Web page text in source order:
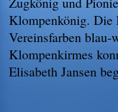
Klompenkönig. Die
Vereinsfarben blau-
Klompenkirmes
Elisabeth Jansen